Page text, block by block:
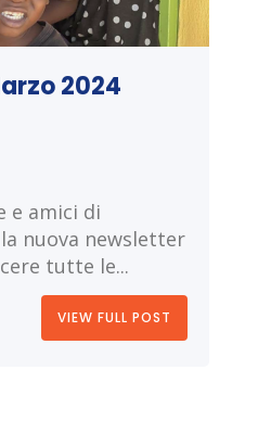
2024
e amici di
nuova newsletter
tutte le...
VIEW FULL POST